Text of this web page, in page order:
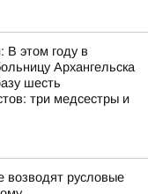
В этом году в
Архангельска
шесть
три медсестры и
возводят русловые